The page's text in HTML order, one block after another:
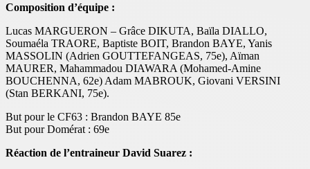
Composition d’équipe :
Lucas MARGUERON – Grâce DIKUTA, Baïla DIALLO,
Soumaéla TRAORE, Baptiste BOIT, Brandon BAYE, Yanis
MASSOLIN (Adrien GOUTTEFANGEAS, 75e), Aïman
MAURER, Mahammadou DIAWARA (Mohamed-Amine
BOUCHENNA, 62e) Adam MABROUK, Giovani VERSINI
(Stan BERKANI, 75e).
But pour le CF63 : Brandon BAYE 85e
But pour Domérat : 69e
Réaction de l’entraineur David Suarez :